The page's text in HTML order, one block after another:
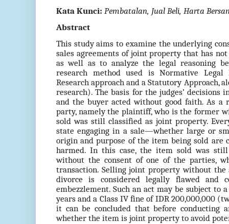
Kata Kunci: Pembatalan, Jual Beli, Harta
Abstract
This study aims to examine the underlying
sales agreements of joint property that has
as well as to analyze the legal reasoning
research method used is Normative Legal
Research approach and a Statutory
research). The basis for the judges’
and the buyer acted without good faith. As a
party, namely the plaintiff, who is the former
sold was still classified as joint property.
state engaging in a sale—whether large or
origin and purpose of the item being sold are
harmed. In this case, the item sold was
without the consent of one of the parties,
transaction. Selling joint property without the
divorce is considered legally flawed and
embezzlement. Such an act may be subject
years and a Class IV fine of IDR 200,000,000
it can be concluded that before conducting
whether the item is joint property to avoid